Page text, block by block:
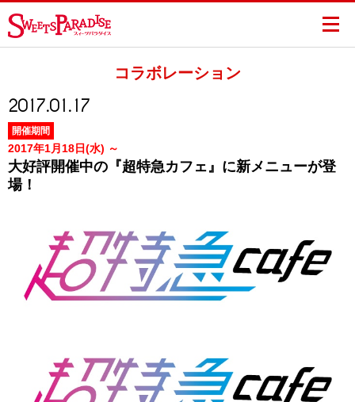
コラボレーション
2017.01.17
開催期間
2017年1月18日(水) ～
大好評開催中の『超特急カフェ』に新メニューが登
場！